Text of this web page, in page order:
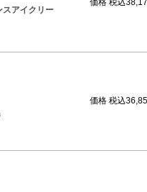
スアイクリー
価格 税込
価格 税込